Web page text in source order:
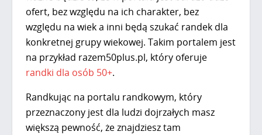
ofert, bez względu na ich charakter, bez
względu na wiek a inni będą szukać randek dla
konkretnej grupy wiekowej. Takim portalem jest
na przykład razem50plus.pl, który oferuje
randki dla osób 50+.
Randkując na portalu randkowym, który
przeznaczony jest dla ludzi dojrzałych masz
większą pewność, że znajdziesz tam